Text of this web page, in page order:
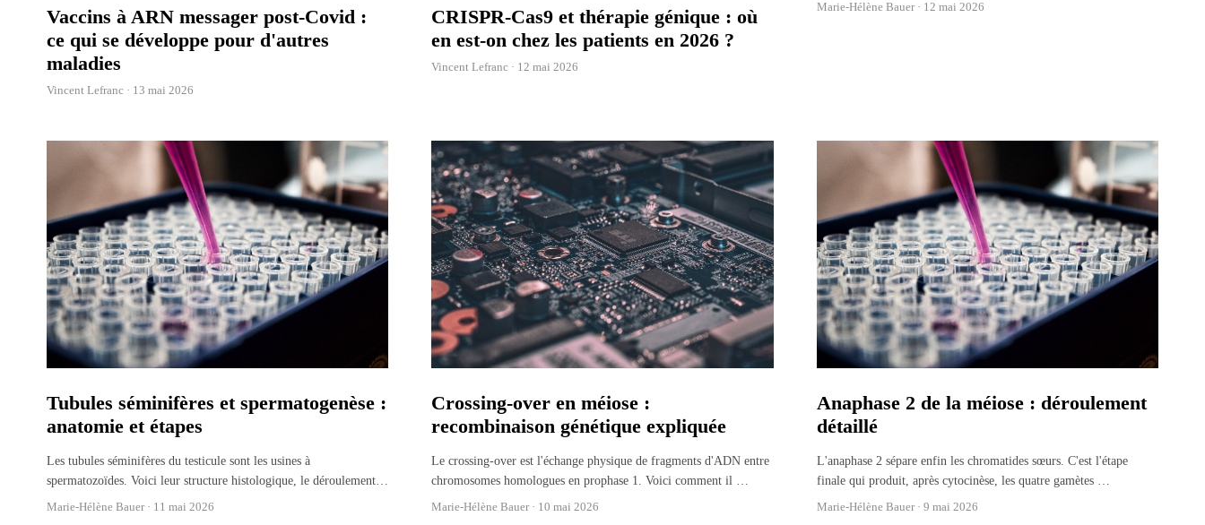
Vaccins à ARN messager post-Covid :
ce qui se développe pour d'autres
maladies
Vincent Lefranc · 13 mai 2026
CRISPR-Cas9 et thérapie génique : où
en est-on chez les patients en 2026 ?
Vincent Lefranc · 12 mai 2026
Marie-Hélène Bauer · 12 mai 2026
Tubules séminifères et spermatogenèse :
anatomie et étapes
Les tubules séminifères du testicule sont les usines à
spermatozoïdes. Voici leur structure histologique, le déroulement…
Marie-Hélène Bauer · 11 mai 2026
Crossing-over en méiose :
recombinaison génétique expliquée
Le crossing-over est l'échange physique de fragments d'ADN entre
chromosomes homologues en prophase 1. Voici comment il …
Marie-Hélène Bauer · 10 mai 2026
Anaphase 2 de la méiose : déroulement
détaillé
L'anaphase 2 sépare enfin les chromatides sœurs. C'est l'étape
finale qui produit, après cytocinèse, les quatre gamètes …
Marie-Hélène Bauer · 9 mai 2026